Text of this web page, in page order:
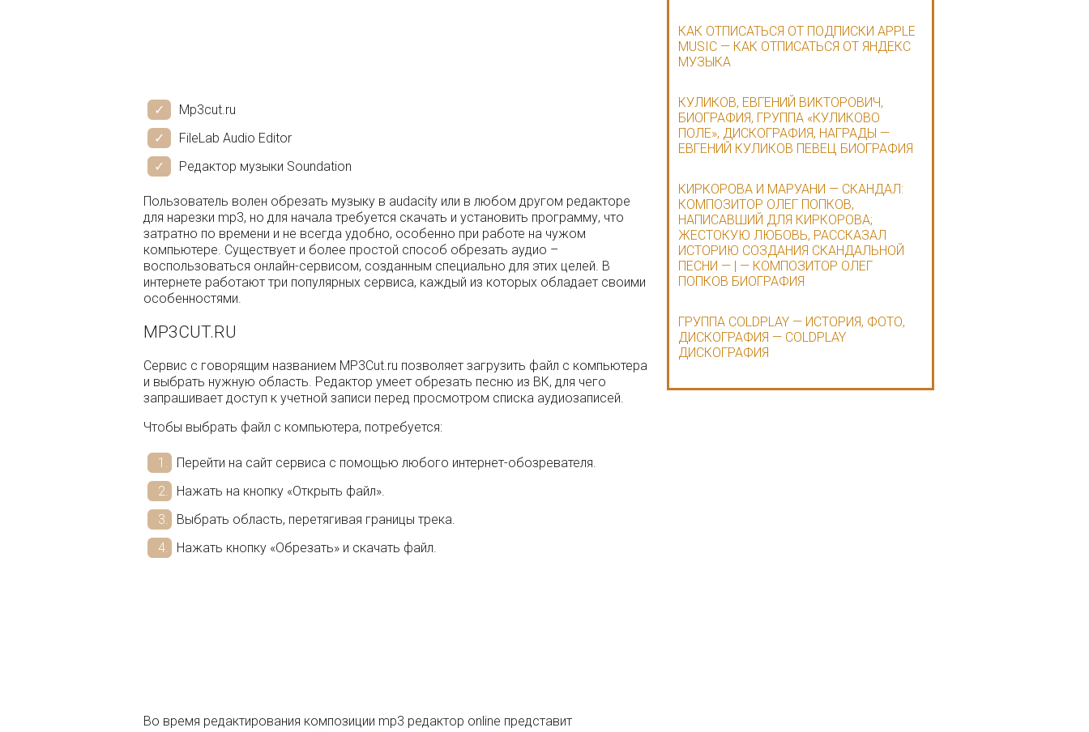
Mp3cut.ru
FileLab Audio Editor
Редактор музыки Soundation
Пользователь волен обрезать музыку в audacity или в любом другом редакторе
для нарезки mp3, но для начала требуется скачать и установить программу, что
затратно по времени и не всегда удобно, особенно при работе на чужом
компьютере. Существует и более простой способ обрезать аудио –
воспользоваться онлайн-сервисом, созданным специально для этих целей. В
интернете работают три популярных сервиса, каждый из которых обладает своими
особенностями.
MP3CUT.RU
Сервис с говорящим названием MP3Cut.ru позволяет загрузить файл с компьютера
и выбрать нужную область. Редактор умеет обрезать песню из ВК, для чего
запрашивает доступ к учетной записи перед просмотром списка аудиозаписей.
Чтобы выбрать файл с компьютера, потребуется:
Перейти на сайт сервиса с помощью любого интернет-обозревателя.
Нажать на кнопку «Открыть файл».
Выбрать область, перетягивая границы трека.
Нажать кнопку «Обрезать» и скачать файл.
Во время редактирования композиции mp3 редактор online представит
КАК ОТПИСАТЬСЯ ОТ ПОДПИСКИ APPLE
MUSIC — КАК ОТПИСАТЬСЯ ОТ ЯНДЕКС
МУЗЫКА
КУЛИКОВ, ЕВГЕНИЙ ВИКТОРОВИЧ,
БИОГРАФИЯ, ГРУППА «КУЛИКОВО
ПОЛЕ», ДИСКОГРАФИЯ, НАГРАДЫ —
ЕВГЕНИЙ КУЛИКОВ ПЕВЕЦ БИОГРАФИЯ
КИРКОРОВА И МАРУАНИ — СКАНДАЛ:
КОМПОЗИТОР ОЛЕГ ПОПКОВ,
НАПИСАВШИЙ ДЛЯ КИРКОРОВА;
ЖЕСТОКУЮ ЛЮБОВЬ, РАССКАЗАЛ
ИСТОРИЮ СОЗДАНИЯ СКАНДАЛЬНОЙ
ПЕСНИ — | — КОМПОЗИТОР ОЛЕГ
ПОПКОВ БИОГРАФИЯ
ГРУППА COLDPLAY — ИСТОРИЯ, ФОТО,
ДИСКОГРАФИЯ — COLDPLAY
ДИСКОГРАФИЯ